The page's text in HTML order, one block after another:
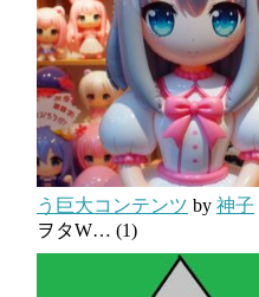
う巨大コンテンツ by 神子
ヲタW… (1)